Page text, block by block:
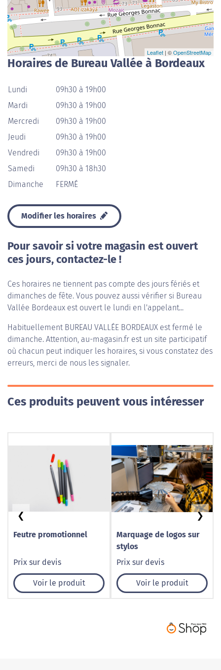
Leaflet | ©OpenStreetMap
Horaires de Bureau Vallée à Bordeaux
Lundi
09h30 à 19h00
Mardi
09h30 à 19h00
Mercredi
09h30 à 19h00
Jeudi
09h30 à 19h00
Vendredi
09h30 à 19h00
Samedi
09h30 à 18h30
Dimanche
FERMÉ
Modifier les horaires
Pour savoir si votre magasin est ouvert
ces jours, contactez-le !
Ces horaires ne tiennent pas compte des jours fériés et
dimanches de fête. Vous pouvez aussi vérifier si Bureau
Vallée Bordeaux est ouvert le lundi en l'appelant...
Habituellement BUREAU VALLÉE BORDEAUX est fermé le
dimanche. Attention, au-magasin.fr est un site participatif
où chacun peut indiquer les horaires, si vous constatez des
erreurs, merci de nous les signaler.
Ces produits peuvent vous intéresser
Feutre promotionnel
Prix sur devis
Voir le produit
Marquage de logos sur
stylos
Prix sur devis
Voir le produit
❮ ❯